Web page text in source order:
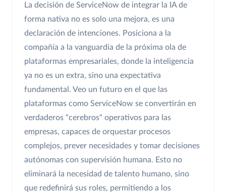
La decisión de ServiceNow de integrar la IA de
forma nativa no es solo una mejora, es una
declaración de intenciones. Posiciona a la
compañía a la vanguardia de la próxima ola de
plataformas empresariales, donde la inteligencia
ya no es un extra, sino una expectativa
fundamental. Veo un futuro en el que las
plataformas como ServiceNow se convertirán en
verdaderos "cerebros" operativos para las
empresas, capaces de orquestar procesos
complejos, prever necesidades y tomar decisiones
autónomas con supervisión humana. Esto no
eliminará la necesidad de talento humano, sino
que redefinirá sus roles, permitiendo a los